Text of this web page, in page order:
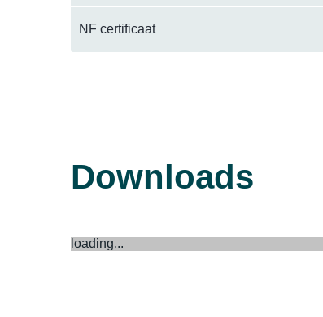
NF certificaat
Downloads
loading...